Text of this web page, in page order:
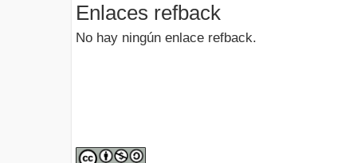
Enlaces refback
No hay ningún enlace refback.